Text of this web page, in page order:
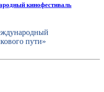
кинофестиваль
пути»